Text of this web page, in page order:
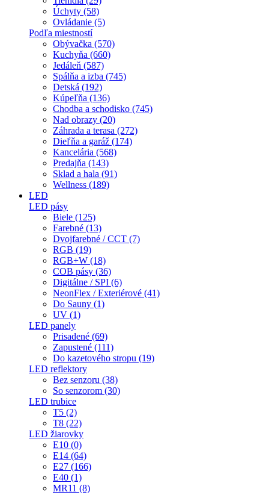
Úchyty (58)
Ovládanie (5)
Podľa miestností
Obývačka (570)
Kuchyňa (660)
Jedáleň (587)
Spálňa a izba (745)
Detská (192)
Kúpeľňa (136)
Chodba a schodisko (745)
Nad obrazy (20)
Záhrada a terasa (272)
Dieľňa a garáž (174)
Kancelária (568)
Predajňa (143)
Sklad a hala (91)
Wellness (189)
LED
LED pásy
Biele (125)
Farebné (13)
Dvojfarebné / CCT (7)
RGB (19)
RGB+W (18)
COB pásy (36)
Digitálne / SPI (6)
NeonFlex / Exteriérové (41)
Do Sauny (1)
UV (1)
LED panely
Prisadené (69)
Zapustené (111)
Do kazetového stropu (19)
LED reflektory
Bez senzoru (38)
So senzorom (30)
LED trubice
T5 (2)
T8 (22)
LED žiarovky
E10 (0)
E14 (64)
E27 (166)
E40 (1)
MR11 (8)